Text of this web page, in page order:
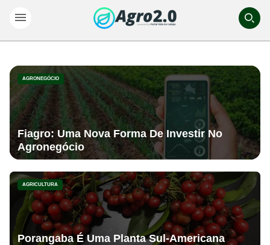
AGRONEGÓCIO
Fiagro: Uma Nova Forma De Investir No
Agronegócio
AGRICULTURA
Porangaba É Uma Planta Sul-Americana